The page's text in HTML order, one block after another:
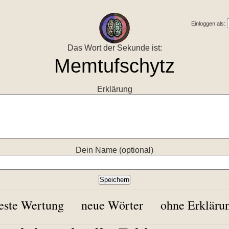
Einloggen als:
Das Wort der Sekunde ist:
Erklärung
Dein Name (optional)
Wertung neue Wörter ohne